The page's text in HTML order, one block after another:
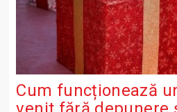
Cum funcționează